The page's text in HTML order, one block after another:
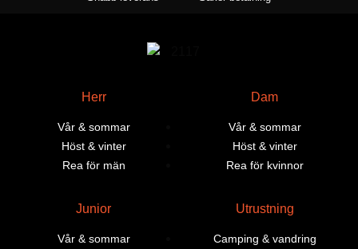
Herr
Vår & sommar
Höst & vinter
Rea för män
Dam
Vår & sommar
Höst & vinter
Rea för kvinnor
Junior
Vår & sommar
Utrustning
Camping & vandring